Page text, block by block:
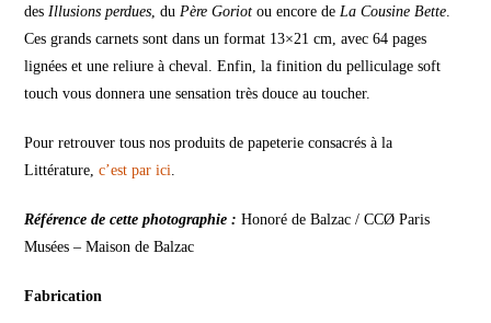
desIllusions perdues, duPère Goriot ou encore deLa Cousine Bette.
Ces grands carnets sont dans un format 13×21 cm, avec 64 pages
lignées et une reliure à cheval. Enfin, la finition du pelliculage soft
touch vous donnera une sensation très douce au toucher.
Pour retrouver tous nos produits de papeterie consacrés à la
Littérature,c’est par ici.
Référence de cette photographie : Honoré de Balzac / CCØ Paris
Musées – Maison de Balzac
Fabrication